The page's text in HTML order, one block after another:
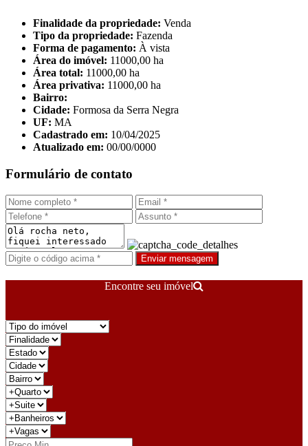
Finalidade da propriedade: Venda
Tipo da propriedade: Fazenda
Forma de pagamento: À vista
Área do imóvel: 11000,00 ha
Área total: 11000,00 ha
Área privativa: 11000,00 ha
Bairro:
Cidade: Formosa da Serra Negra
UF: MA
Cadastrado em: 10/04/2025
Atualizado em: 00/00/0000
Formulário de contato
Enviar mensagem
Encontre seu imóvel